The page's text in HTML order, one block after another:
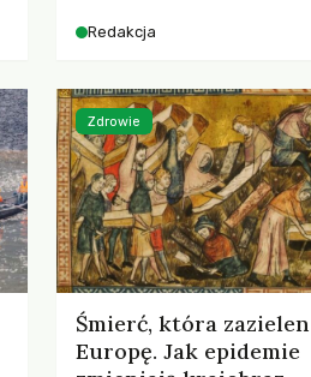
kochanego Opiekuna,
Redakcja
Śmierć, która
Europę. Jak epidemie
Zdrowie